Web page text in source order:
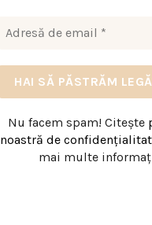
Nu facem spam! Citește
noastră de
mai multe